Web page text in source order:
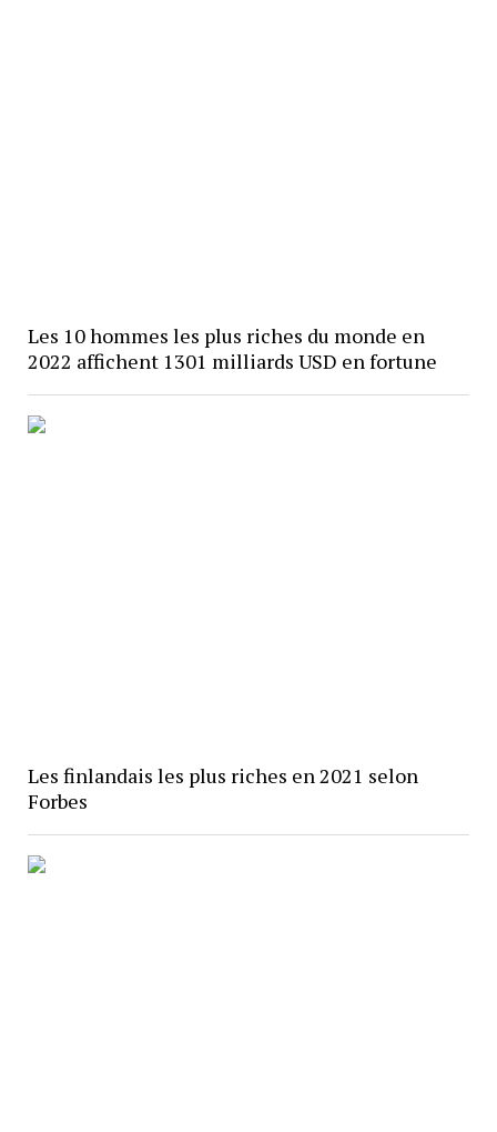
Les 10 hommes les plus riches du monde en
2022 affichent 1301 milliards USD en fortune
Les finlandais les plus riches en 2021 selon
Forbes